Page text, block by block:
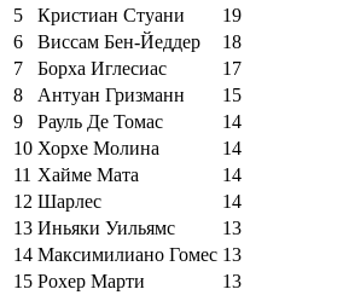
5
Кристиан Стуани
19
6
Виссам Бен-Йеддер
18
7
Борха Иглесиас
17
8
Антуан Гризманн
15
9
Рауль Де Томас
14
10 Хорхе Молина
14
11 Хайме Мата
14
12 Шарлес
14
13 Иньяки Уильямс
13
14 Максимилиано Гомес 13
15 Рохер Марти 13